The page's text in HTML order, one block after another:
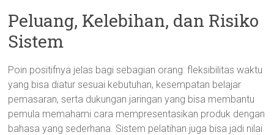
Peluang, Kelebihan, dan Risiko
Sistem
Poin positifnya jelas bagi sebagian orang: fleksibilitas waktu
yang bisa diatur sesuai kebutuhan, kesempatan belajar
pemasaran, serta dukungan jaringan yang bisa membantu
pemula memahami cara mempresentasikan produk dengan
bahasa yang sederhana. Sistem pelatihan juga bisa jadi nilai